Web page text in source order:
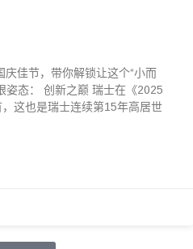
佳节，带你解锁让这个“小而
姿态： 创新之巅 瑞士在《2025
这也是瑞士连续第15年高居世